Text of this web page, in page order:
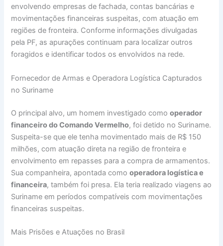
envolvendo empresas de fachada, contas bancárias e
movimentações financeiras suspeitas, com atuação em
regiões de fronteira. Conforme informações divulgadas
pela PF, as apurações continuam para localizar outros
foragidos e identificar todos os envolvidos na rede.
Fornecedor de Armas e Operadora Logística Capturados
no Suriname
O principal alvo, um homem investigado comooperador
financeiro do Comando Vermelho, foi detido no Suriname.
Suspeita-se que ele tenha movimentado mais de R$ 150
milhões, com atuação direta na região de fronteira e
envolvimento em repasses para a compra de armamentos.
Sua companheira, apontada comooperadora logística e
financeira, também foi presa. Ela teria realizado viagens ao
Suriname em períodos compatíveis com movimentações
financeiras suspeitas.
Mais Prisões e Atuações no Brasil